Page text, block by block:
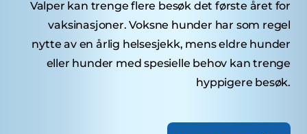
Valper kan trenge flere besøk det første året for
vaksinasjoner. Voksne hunder har som regel
nytte av en årlig helsesjekk, mens eldre hunder
eller hunder med spesielle behov kan trenge
hyppigere besøk.